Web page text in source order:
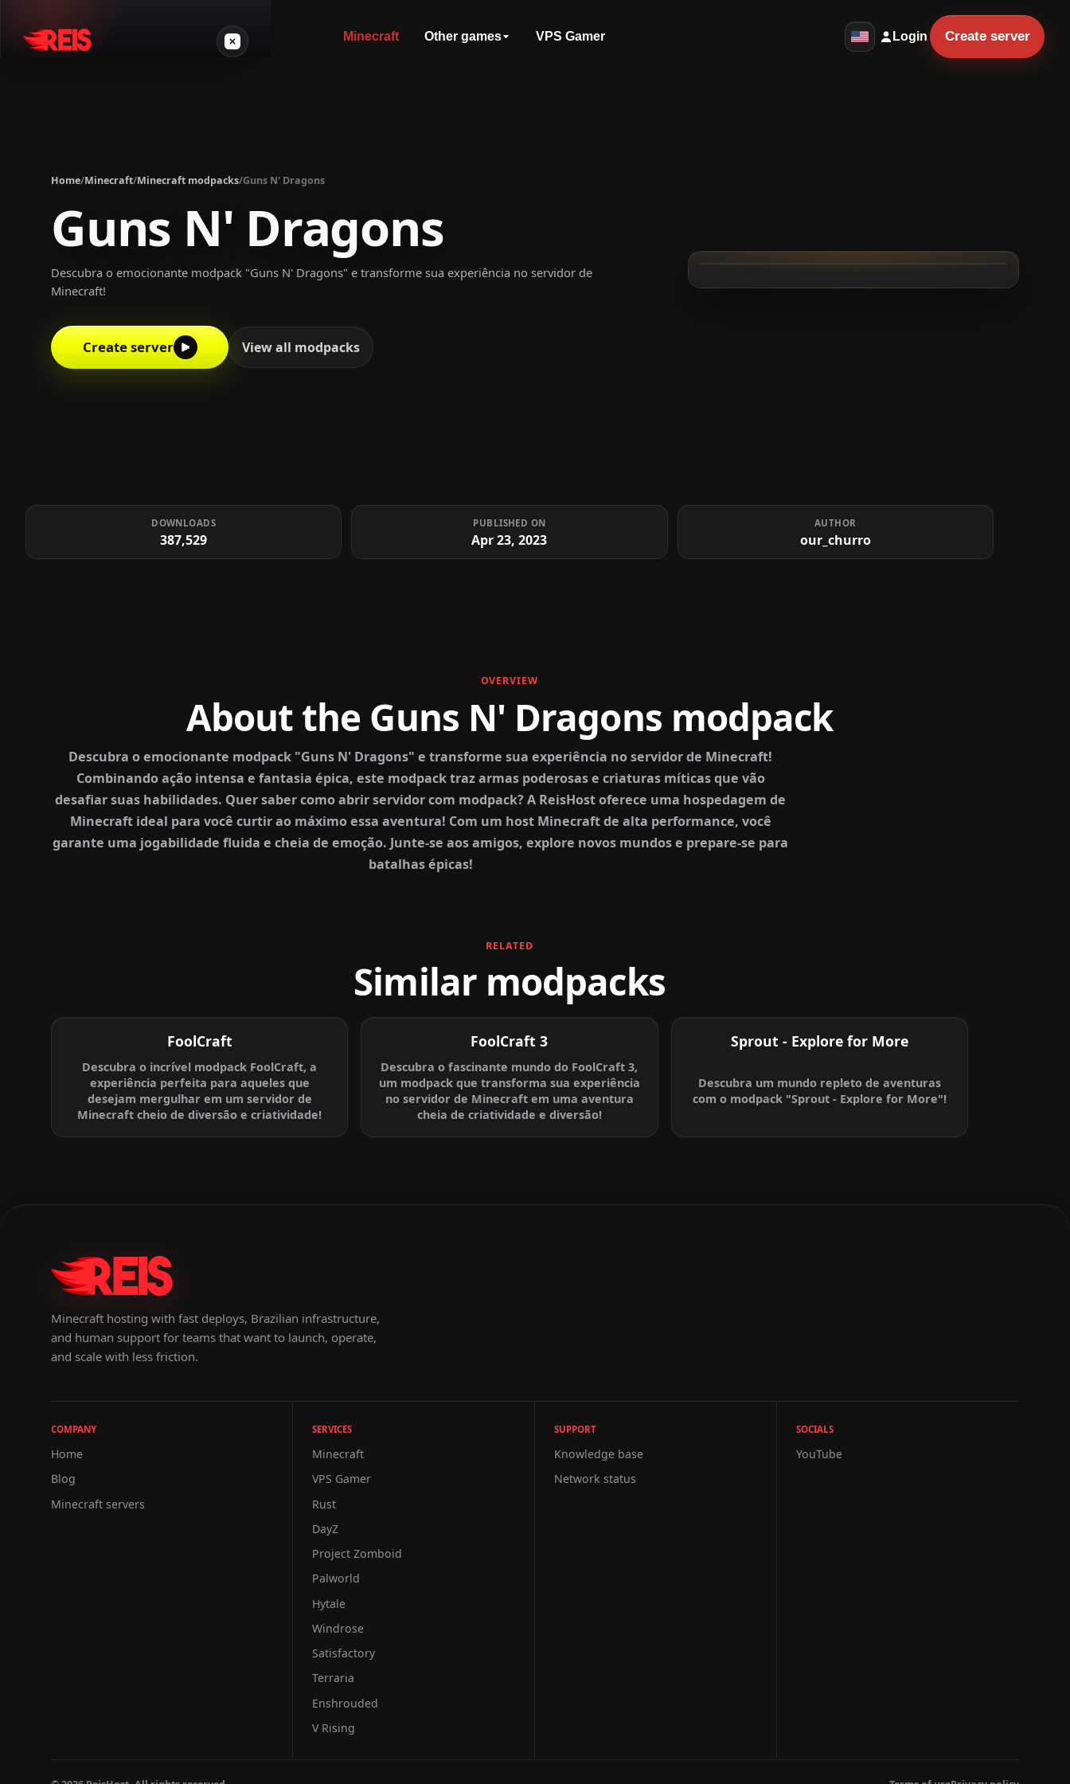
Minecraft Other games VPS Gamer Login Create server
Create server
Home/Minecraft/Minecraft modpacks/Guns N' Dragons
Guns N' Dragons
Descubra o emocionante modpack "Guns N' Dragons" e transforme sua experiência no servidor de
Minecraft!
Create server View all modpacks
DOWNLOADS
387,529
PUBLISHED ON
Apr 23, 2023
AUTHOR
our_churro
OVERVIEW
About the Guns N' Dragons modpack
Descubra o emocionante modpack "Guns N' Dragons" e transforme sua experiência no servidor de Minecraft!
Combinando ação intensa e fantasia épica, este modpack traz armas poderosas e criaturas míticas que vão
desafiar suas habilidades. Quer saber como abrir servidor com modpack? A ReisHost oferece uma hospedagem de
Minecraft ideal para você curtir ao máximo essa aventura! Com um host Minecraft de alta performance, você
garante uma jogabilidade fluida e cheia de emoção. Junte-se aos amigos, explore novos mundos e prepare-se para
batalhas épicas!
RELATED
Similar modpacks
FoolCraft
Descubra o incrível modpack FoolCraft, a
experiência perfeita para aqueles que
desejam mergulhar em um servidor de
Minecraft cheio de diversão e criatividade!
FoolCraft 3
Descubra o fascinante mundo do FoolCraft 3,
um modpack que transforma sua experiência
no servidor de Minecraft em uma aventura
cheia de criatividade e diversão!
Sprout - Explore for More
Descubra um mundo repleto de aventuras
com o modpack "Sprout - Explore for More"!
Minecraft hosting with fast deploys, Brazilian infrastructure,
and human support for teams that want to launch, operate,
and scale with less friction.
COMPANY
Home
Blog
Minecraft servers
SERVICES
Minecraft
VPS Gamer
Rust
DayZ
Project Zomboid
Palworld
Hytale
Windrose
Satisfactory
Terraria
Enshrouded
V Rising
SUPPORT
Knowledge base
Network status
SOCIALS
YouTube